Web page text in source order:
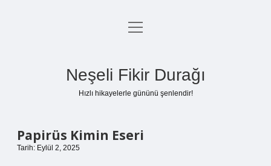
Anasayfa
menüyü
Neşeli Fikir Durağı
Hızlı hikayelerle gününü şenlendir!
Papirüs Kimin Eseri
Tarih: Eylül 2, 2025